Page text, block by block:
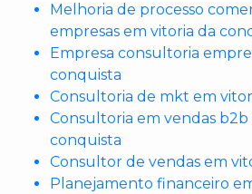
Melhoria de processo
empresas em vitoria da
Empresa consultoria
conquista
Consultoria de mkt em
Consultoria em vendas b2b
conquista
Consultor de vendas em
Planejamento financeiro